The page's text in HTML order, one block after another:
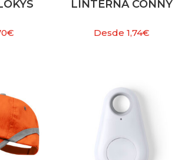
€
LINTERNA CONNY
Desde 1,74€